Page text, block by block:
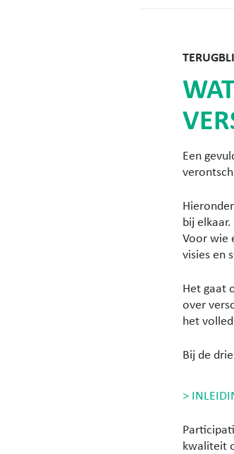
Een
bij elkaar.
Voor wie
visies en
Het gaat
over
het
Bij de
>
kwaliteit